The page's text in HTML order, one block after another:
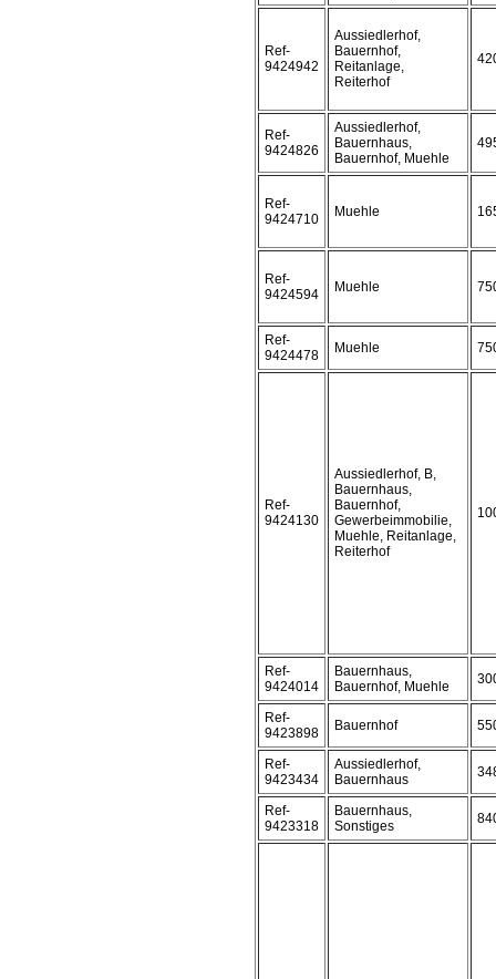
Ref-
9424942
Aussiedlerhof,
Bauernhof,
Reitanlage,
Reiterhof
Ref-
9424826
Aussiedlerhof,
Bauernhaus,
Bauernhof, Muehle
Ref-
9424710
Muehle
Ref-
9424594
Muehle
Ref-
9424478
Muehle
Ref-
9424130
Aussiedlerhof, B,
Bauernhaus,
Bauernhof,
Gewerbeimmobilie,
Muehle, Reitanlage,
Reiterhof
Ref-
9424014
Bauernhaus,
Bauernhof, Muehle
Ref-
9423898
Bauernhof
Ref-
9423434
Aussiedlerhof,
Bauernhaus
Ref-
9423318
Bauernhaus,
Sonstiges